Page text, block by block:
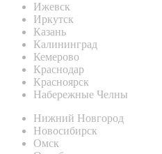
Ижевск
Иркутск
Казань
Калининград
Кемерово
Краснодар
Красноярск
Набережные Челны
Нижний Новгород
Новосибирск
Омск